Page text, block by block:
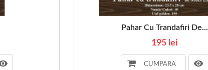
Pahar Cu Trandafiri De...
195 lei
CUMPARA